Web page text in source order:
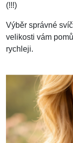
(!!!)
Výběr správné
velikosti vám
rychleji.